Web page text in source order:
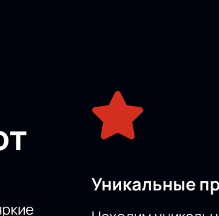
на нашем сайте. Бронь мгновенно
мероприятий.
Уникальные